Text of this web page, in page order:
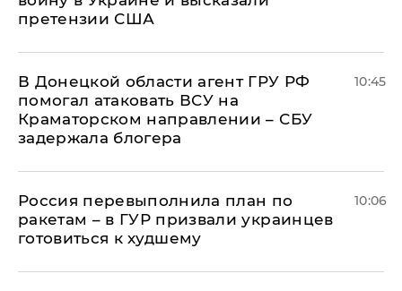
претензии США
В Донецкой области агент ГРУ РФ
помогал атаковать ВСУ на
Краматорском направлении – СБУ
задержала блогера
10:45
Россия перевыполнила план по
ракетам – в ГУР призвали украинцев
готовиться к худшему
10:06